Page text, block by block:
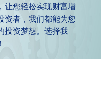
让您轻松实现财富增
资者，我们都能为您
投资梦想。选择我